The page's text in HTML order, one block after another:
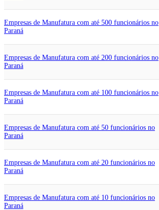
Empresas de Manufatura com até 500 funcionários no
Paraná
Empresas de Manufatura com até 200 funcionários no
Paraná
Empresas de Manufatura com até 100 funcionários no
Paraná
Empresas de Manufatura com até 50 funcionários no
Paraná
Empresas de Manufatura com até 20 funcionários no
Paraná
Empresas de Manufatura com até 10 funcionários no
Paraná